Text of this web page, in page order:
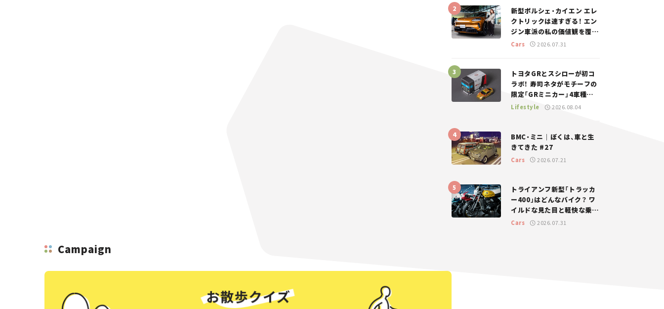
Campaign
新型ポルシェ・カイエン エレ
クトリックは速すぎる！ エン
ジン車派の私の価値観を覆し
た、新しいポルシェの走り。
Cars 2026.07.31
トヨタGRとスシローが初コ
ラボ！ 寿司ネタがモチーフの
限定「GRミニカー」4車種が
登場。入手方法は？【クルマ
Lifestyle 2026.08.04
BMC・ミニ｜ぼくは、車と生
きてきた #27
Cars 2026.07.21
トライアンフ新型「トラッカ
ー400」はどんなバイク？ ワ
イルドな見た目と軽快な乗り
味を両立した400ccフラット
Cars 2026.07.31